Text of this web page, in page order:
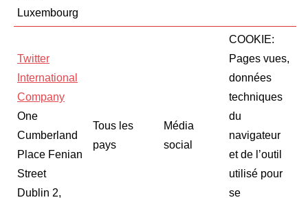
Luxembourg
Twitter
International
Company
One
Cumberland
Place Fenian
Street
Dublin 2,
Tous les
pays
Média
social
COOKIE:
Pages vues,
données
techniques
du
navigateur
et de l’outil
utilisé pour
se